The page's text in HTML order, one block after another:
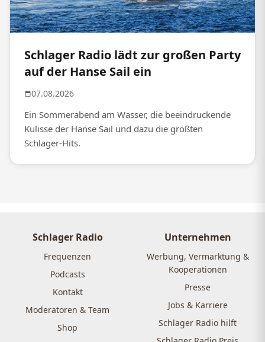
Schlager Radio lädt zur großen Party
auf der Hanse Sail ein
07.08.2026
Ein Sommerabend am Wasser, die beeindruckende
Kulisse der Hanse Sail und dazu die größten
Schlager-Hits.
Schlager Radio
Frequenzen
Podcasts
Kontakt
Moderatoren & Team
Shop
Unternehmen
Werbung, Vermarktung &
Kooperationen
Presse
Jobs & Karriere
Schlager Radio hilft